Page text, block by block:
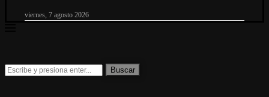
viernes, 7 agosto 2026